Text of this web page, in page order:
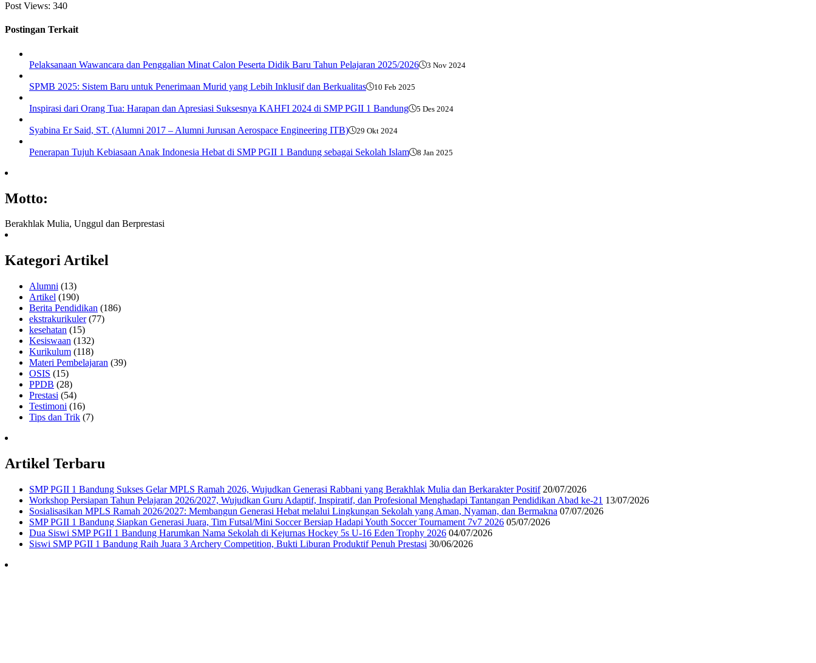
Post Views: 340
Postingan Terkait
Pelaksanaan Wawancara dan Penggalian Minat Calon Peserta Didik Baru Tahun Pelajaran 2025/2026 3 Nov 2024
SPMB 2025: Sistem Baru untuk Penerimaan Murid yang Lebih Inklusif dan Berkualitas 10 Feb 2025
Inspirasi dari Orang Tua: Harapan dan Apresiasi Suksesnya KAHFI 2024 di SMP PGII 1 Bandung 5 Des 2024
Syabina Er Said, ST. (Alumni 2017 – Alumni Jurusan Aerospace Engineering ITB) 29 Okt 2024
Penerapan Tujuh Kebiasaan Anak Indonesia Hebat di SMP PGII 1 Bandung sebagai Sekolah Islam 8 Jan 2025
Motto:
Berakhlak Mulia, Unggul dan Berprestasi
Kategori Artikel
Alumni (13)
Artikel (190)
Berita Pendidikan (186)
ekstrakurikuler(77)
kesehatan (15)
Kesiswaan (132)
Kurikulum (118)
Materi Pembelajaran (39)
OSIS (15)
PPDB (28)
Prestasi (54)
Testimoni (16)
Tips dan Trik (7)
Artikel Terbaru
SMP PGII 1 Bandung Sukses Gelar MPLS Ramah 2026, Wujudkan Generasi Rabbani yang Berakhlak Mulia dan Berkarakter Positif 20/07/2026
Workshop Persiapan Tahun Pelajaran 2026/2027, Wujudkan Guru Adaptif, Inspiratif, dan Profesional Menghadapi Tantangan Pendidikan Abad ke-21 13/07/2026
Sosialisasikan MPLS Ramah 2026/2027: Membangun Generasi Hebat melalui Lingkungan Sekolah yang Aman, Nyaman, dan Bermakna 07/07/2026
SMP PGII 1 Bandung Siapkan Generasi Juara, Tim Futsal/Mini Soccer Bersiap Hadapi Youth Soccer Tournament 7v7 2026 05/07/2026
Dua Siswi SMP PGII 1 Bandung Harumkan Nama Sekolah di Kejurnas Hockey 5s U-16 Eden Trophy 2026 04/07/2026
Siswi SMP PGII 1 Bandung Raih Juara 3 Archery Competition, Bukti Liburan Produktif Penuh Prestasi 30/06/2026